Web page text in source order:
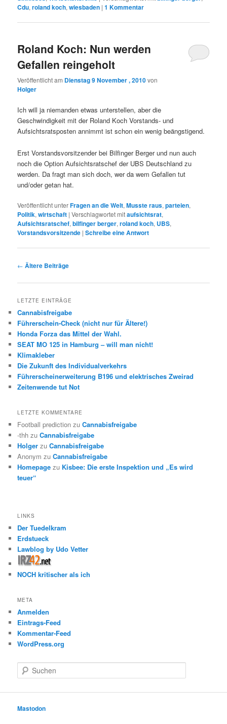
Cdu,roland koch,wiesbaden |1 Kommentar
Roland Koch: Nun werden
Gefallen reingeholt
Veröffentlicht am Dienstag 9 November , 2010von
Holger
Ich will ja niemanden etwas unterstellen, aber die
Geschwindigkeit mit der Roland Koch Vorstands- und
Aufsichtsratsposten annimmt ist schon ein wenig beängstigend.
Erst Vorstandsvorsitzender bei Bilfinger Berger und nun auch
noch die Option Aufsichtsratschef der UBS Deutschland zu
werden. Da fragt man sich doch, wer da wem Gefallen tut
und/oder getan hat.
Veröffentlicht unterFragen an die Welt,Musste raus,parteien,
Politik,wirtschaft |Verschlagwortet mitaufsichtsrat,
Aufsichtsratschef,bilfinger berger,roland koch, UBS,
Vorstandsvorsitzende |Schreibe eine Antwort
Beitrags-
← Ältere Beiträge
LETZTE EINTRÄGE
Cannabisfreigabe
Führerschein-Check (nicht nur für Ältere!)
Honda Forza das Mittel der Wahl.
SEAT MO 125 in Hamburg – will man nicht!
Klimakleber
Die Zukunft des Individualverkehrs
Führerscheinerweiterung B196 und elektrisches Zweirad
Zeitenwende tut Not
LETZTE KOMMENTARE
Football prediction zuCannabisfreigabe
-thh zuCannabisfreigabe
Holger zuCannabisfreigabe
Anonym zuCannabisfreigabe
Homepage zu Kisbee: Die erste Inspektion und „Es wird
teuer“
LINKS
Der Tuedelkram
Erdstueck
Lawblog by Udo Vetter
NOCH kritischer als ich
META
Anmelden
Eintrags-Feed
Kommentar-Feed
WordPress.org
u
e
Mastodon